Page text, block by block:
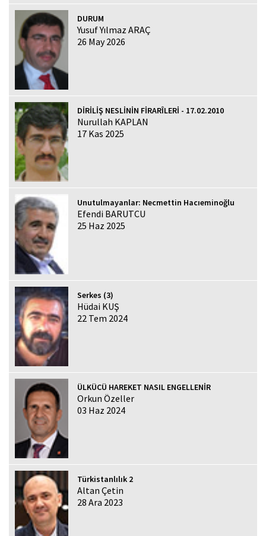
DURUM
Yusuf Yılmaz ARAÇ
26 May 2026
DİRİLİŞ NESLİNİN FİRARÎLERİ - 17.02.2010
Nurullah KAPLAN
17 Kas 2025
Unutulmayanlar: Necmettin Hacıeminoğlu
Efendi BARUTCU
25 Haz 2025
Serkes (3)
Hüdai KUŞ
22 Tem 2024
ÜLKÜCÜ HAREKET NASIL ENGELLENİR
Orkun Özeller
03 Haz 2024
Türkistanlılık 2
Altan Çetin
28 Ara 2023